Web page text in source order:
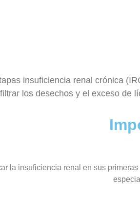
insuficiencia renal crónica
filtrar los desechos y el exceso de
la insuficiencia renal en sus